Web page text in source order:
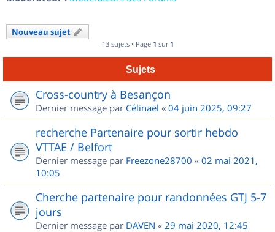
Nouveau sujet
13 sujets • Page 1 sur 1
Sujets
Cross-country à Besançon
Dernier message par Célinaël « 04 juin 2025, 09:27
recherche Partenaire pour sortir hebdo
VTTAE / Belfort
Dernier message par Freezone28700 « 02 mai 2021,
10:05
Cherche partenaire pour randonnées GTJ 5-7
jours
Dernier message par DAVEN « 29 mai 2020, 12:45